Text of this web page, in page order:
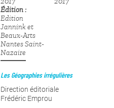
Édition
Edition
Jannink et
Beaux-Arts
Nantes Saint-
Nazaire
Les Géographies irrégulières
Direction éditoriale
Frédéric Emprou